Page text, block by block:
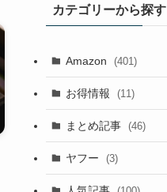
カテゴリーから探す
Amazon (401)
お得情報 (11)
まとめ記事 (46)
ヤフー (3)